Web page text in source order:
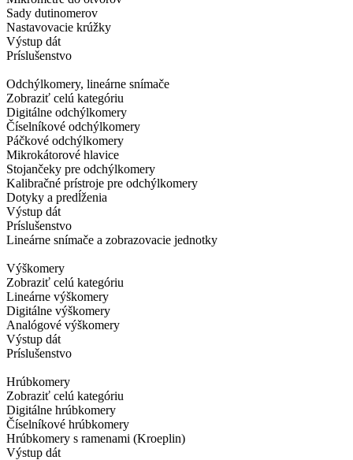
Sady dutinomerov
Nastavovacie krúžky
Výstup dát
Príslušenstvo
Odchýlkomery, lineárne snímače
Zobraziť celú kategóriu
Digitálne odchýlkomery
Číselníkové odchýlkomery
Páčkové odchýlkomery
Mikrokátorové hlavice
Stojančeky pre odchýlkomery
Kalibračné prístroje pre odchýlkomery
Dotyky a predĺženia
Výstup dát
Príslušenstvo
Lineárne snímače a zobrazovacie jednotky
Výškomery
Zobraziť celú kategóriu
Lineárne výškomery
Digitálne výškomery
Analógové výškomery
Výstup dát
Príslušenstvo
Hrúbkomery
Zobraziť celú kategóriu
Digitálne hrúbkomery
Číselníkové hrúbkomery
Hrúbkomery s ramenami (Kroeplin)
Výstup dát